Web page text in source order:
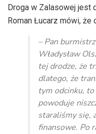
Droga w Zalasowej jest
Roman Łucarz mówi, że
– Pan
Władysław
tej drodze, że
dlatego, że
tym odcinku,
powoduje
staraliśmy się,
finansowe. Po